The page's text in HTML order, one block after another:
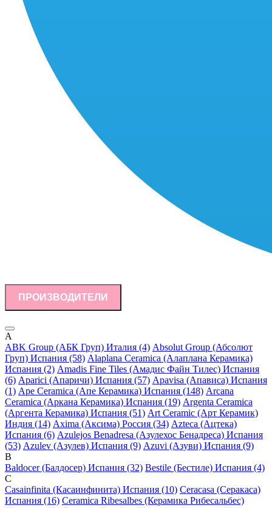
ПРОИЗВОДИТЕЛИ
A
ABK Group (АБК Груп) Италия (4) Absolut Group (Абсолют
Груп) Испания (58) Alaplana Ceramica (Алаплана Керамика)
Испания (2) Amadis Fine Tiles (Амадис Файн Тилес) Испания
(6) Aparici (Апаричи) Испания (57) Apavisa (Апависа) Испания
(1) Ape Ceramica (Апе Керамика) Испания (148) Arcana
Ceramica (Аркана Керамика) Испания (19) Argenta Ceramica
(Аргента Керамика) Испания (51) Art Ceramic (Арт Керамик)
Индия (14) Axima (Аксима) Россия (34) Azteca (Ацтека)
Испания (6) Azulejos Benadresa (Азулехос Бенадреса) Испания
(53) Azulev (Азулев) Испания (9) Azuvi (Азуви) Испания (9)
B
Baldocer (Балдосер) Испания (32) Bestile (Бестиле) Испания (4)
C
Casainfinita (Касаинфинита) Испания (10) Ceracasa (Серакаса)
Испания (16) Ceramica Ribesalbes (Керамика Рибесальбес)